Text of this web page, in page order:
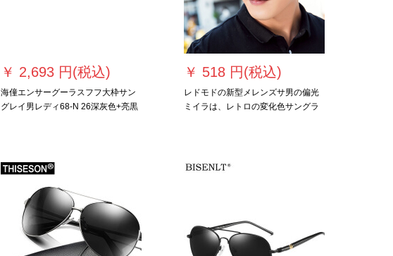
￥ 2,693 円(税込)
海僮エンサーグーラスフフ大枠サン
グレイ男レディ68-N 26深灰色+亮黒
￥ 518 円(税込)
レドモドの新型メレンズサ男の偏光
ミイラは、レトロの変化色サングラ